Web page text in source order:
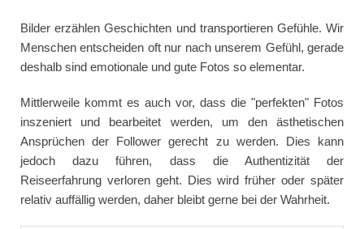
Bilder erzählen Geschichten und transportieren Gefühle. Wir
Menschen entscheiden oft nur nach unserem Gefühl, gerade
deshalb sind emotionale und gute Fotos so elementar.
Mittlerweile kommt es auch vor, dass die "perfekten" Fotos
inszeniert und bearbeitet werden, um den ästhetischen
Ansprüchen der Follower gerecht zu werden. Dies kann
jedoch dazu führen, dass die Authentizität der
Reiseerfahrung verloren geht. Dies wird früher oder später
relativ auffällig werden, daher bleibt gerne bei der Wahrheit.